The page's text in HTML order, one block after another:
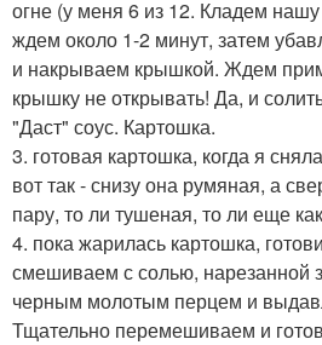
огне (у меня 6 из 12. Кладем
ждем около 1-2 минут, затем
и накрываем крышкой. Ждем
крышку не открывать! Да, и
"Даст" соус. Картошка.
3. готовая картошка, когда я
вот так - снизу она румяная, а
пару, то ли тушеная, то ли еще
4. пока жарилась картошка,
смешиваем с солью, нарезанной
черным молотым перцем и
Тщательно перемешиваем и